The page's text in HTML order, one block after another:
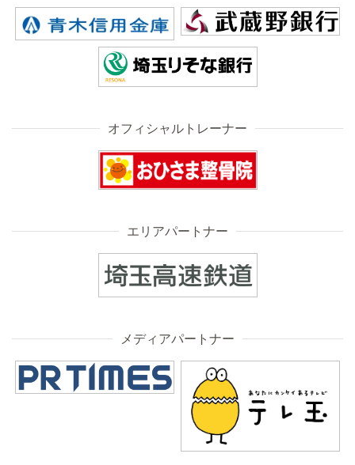
オフィシャルトレーナー
エリアパートナー
メディアパートナー